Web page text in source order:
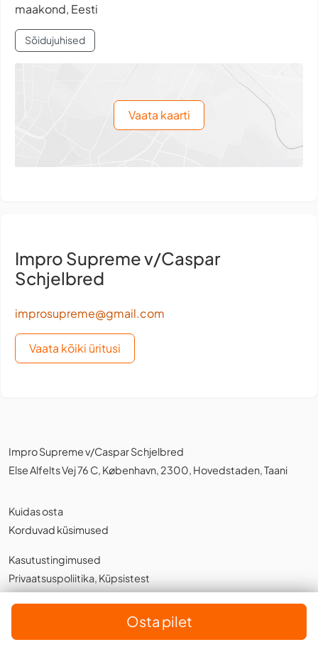
Osta pilet
maakond, Eesti
Sõidujuhised
Vaata kaarti
Impro Supreme v/Caspar
Schjelbred
improsupreme@gmail.com
Vaata kõiki üritusi
Impro Supreme v/Caspar Schjelbred
Else Alfelts Vej 76 C, København, 2300, Hovedstaden, Taani
Kuidas osta
Korduvad küsimused
Kasutustingimused
Privaatsuspoliitika, Küpsistest